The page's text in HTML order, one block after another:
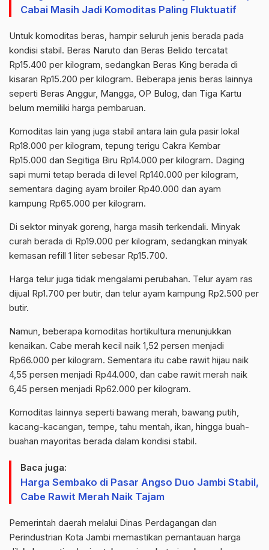
Cabai Masih Jadi Komoditas Paling Fluktuatif
Untuk komoditas beras, hampir seluruh jenis berada pada
kondisi stabil. Beras Naruto dan Beras Belido tercatat
Rp15.400 per kilogram, sedangkan Beras King berada di
kisaran Rp15.200 per kilogram. Beberapa jenis beras lainnya
seperti Beras Anggur, Mangga, OP Bulog, dan Tiga Kartu
belum memiliki harga pembaruan.
Komoditas lain yang juga stabil antara lain gula pasir lokal
Rp18.000 per kilogram, tepung terigu Cakra Kembar
Rp15.000 dan Segitiga Biru Rp14.000 per kilogram. Daging
sapi murni tetap berada di level Rp140.000 per kilogram,
sementara daging ayam broiler Rp40.000 dan ayam
kampung Rp65.000 per kilogram.
Di sektor minyak goreng, harga masih terkendali. Minyak
curah berada di Rp19.000 per kilogram, sedangkan minyak
kemasan refill 1 liter sebesar Rp15.700.
Harga telur juga tidak mengalami perubahan. Telur ayam ras
dijual Rp1.700 per butir, dan telur ayam kampung Rp2.500 per
butir.
Namun, beberapa komoditas hortikultura menunjukkan
kenaikan. Cabe merah kecil naik 1,52 persen menjadi
Rp66.000 per kilogram. Sementara itu cabe rawit hijau naik
4,55 persen menjadi Rp44.000, dan cabe rawit merah naik
6,45 persen menjadi Rp62.000 per kilogram.
Komoditas lainnya seperti bawang merah, bawang putih,
kacang-kacangan, tempe, tahu mentah, ikan, hingga buah-
buahan mayoritas berada dalam kondisi stabil.
Baca juga:
Harga Sembako di Pasar Angso Duo Jambi Stabil,
Cabe Rawit Merah Naik Tajam
Pemerintah daerah melalui Dinas Perdagangan dan
Perindustrian Kota Jambi memastikan pemantauan harga